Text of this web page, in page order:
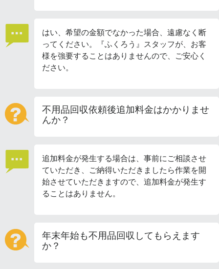
はい、希望の金額でなかった場合、遠慮なく断
ってください。『ふくろう』スタッフが、お客
様を強要することはありませんので、ご安心く
ださい。
不用品回収依頼後追加料金はかかりませ
んか？
追加料金が発生する場合は、事前にご相談させ
ていただき、ご納得いただきましたら作業を開
始させていただきますので、追加料金が発生す
ることはありません。
年末年始も不用品回収してもらえます
か？